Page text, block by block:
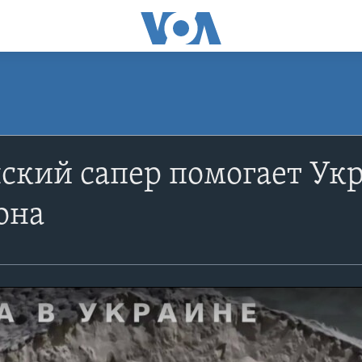
сапер помогает